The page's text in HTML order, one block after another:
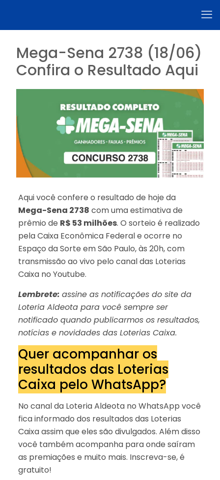
Mega-Sena 2738 (18/06)
Confira o Resultado Aqui
Aqui você confere o resultado de hoje da
Mega-Sena 2738 com uma estimativa de
prêmio de R$ 53 milhões. O sorteio é realizado
pela Caixa Econômica Federal e ocorre no
Espaço da Sorte em São Paulo, às 20h, com
transmissão ao vivo pelo canal das Loterias
Caixa no Youtube.
Lembrete: assine as notificações do site da
Loteria Aldeota para você sempre ser
notificado quando publicarmos os resultados,
notícias e novidades das Loterias Caixa.
Quer acompanhar os
resultados das Loterias
Caixa pelo WhatsApp?
No canal da Loteria Aldeota no WhatsApp você
fica informado dos resultados das Loterias
Caixa assim que eles são divulgados. Além disso
você também acompanha para onde saíram
as premiações e muito mais. Inscreva-se, é
gratuito!